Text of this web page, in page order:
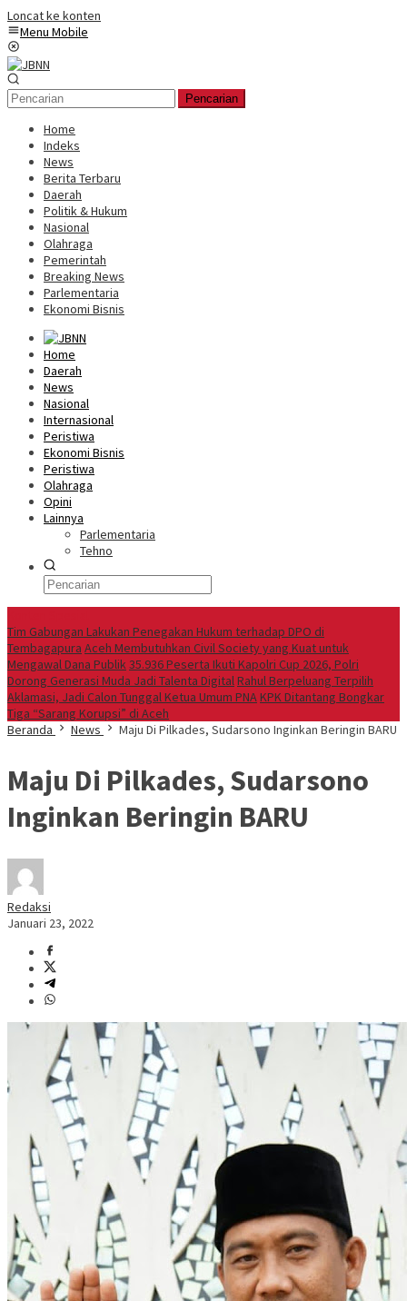
Loncat ke konten
Menu Mobile
Pencarian
Home
Indeks
News
Berita Terbaru
Daerah
Politik & Hukum
Nasional
Olahraga
Pemerintah
Breaking News
Parlementaria
Ekonomi Bisnis
Home
Daerah
News
Nasional
Internasional
Peristiwa
Ekonomi Bisnis
Peristiwa
Olahraga
Opini
Lainnya
Parlementaria
Tehno
Tim Gabungan Lakukan Penegakan Hukum terhadap DPO di
Tembagapura Aceh Membutuhkan Civil Society yang Kuat untuk
Mengawal Dana Publik35.936 Peserta Ikuti Kapolri Cup 2026, Polri
Dorong Generasi Muda Jadi Talenta DigitalRahul Berpeluang Terpilih
Aklamasi, Jadi Calon Tunggal Ketua Umum PNAKPK Ditantang Bongkar
Tiga “Sarang Korupsi” di Aceh
Beranda
News Maju Di Pilkades, Sudarsono Inginkan Beringin BARU
Maju Di Pilkades, Sudarsono
Inginkan Beringin BARU
Redaksi
Januari 23, 2022